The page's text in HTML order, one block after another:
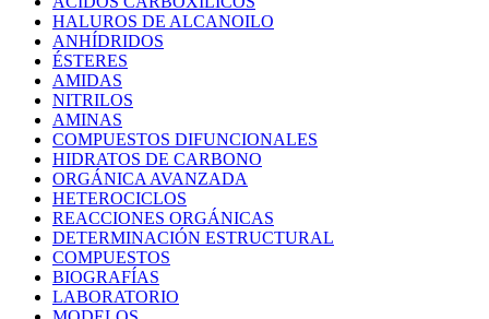
HALUROS DE ALCANOILO
ANHÍDRIDOS
ÉSTERES
AMIDAS
NITRILOS
AMINAS
COMPUESTOS DIFUNCIONALES
HIDRATOS DE CARBONO
ORGÁNICA AVANZADA
HETEROCICLOS
REACCIONES ORGÁNICAS
DETERMINACIÓN ESTRUCTURAL
COMPUESTOS
BIOGRAFÍAS
LABORATORIO